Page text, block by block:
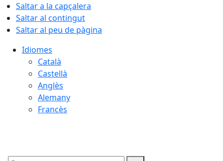
Saltar a la capçalera
Saltar al contingut
Saltar al peu de pàgina
Idiomes
Català
Castellà
Anglès
Alemany
Francès